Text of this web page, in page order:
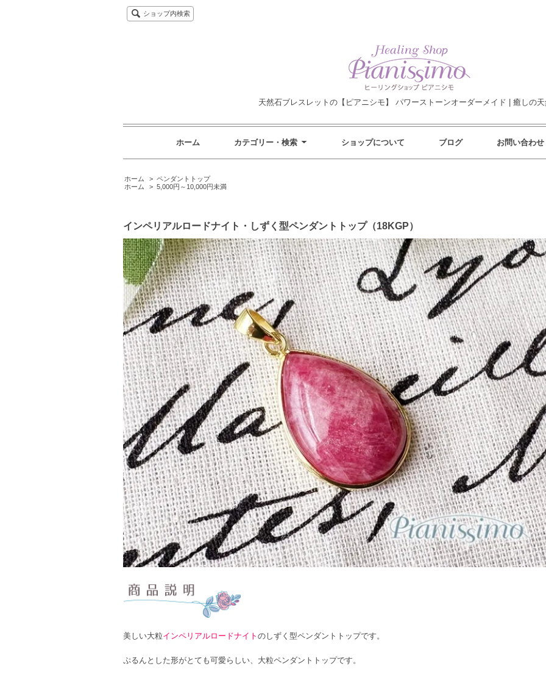
ショップ内検索
天然石ブレスレットの【ピアニシモ】 パワーストーンオーダーメイド | 癒しの
ホーム カテゴリー・検索 ショップについて ブログ お問い合わせ
ホーム > ペンダントトップ
ホーム
> 5,000円～10,000円未満
インペリアルロードナイト・しずく型ペンダントトップ（18KGP）
美しい大粒インペリアルロードナイト のしずく型ペンダントトップです。
ぷるんとした形がとても可愛らしい、大粒ペンダントトップです。